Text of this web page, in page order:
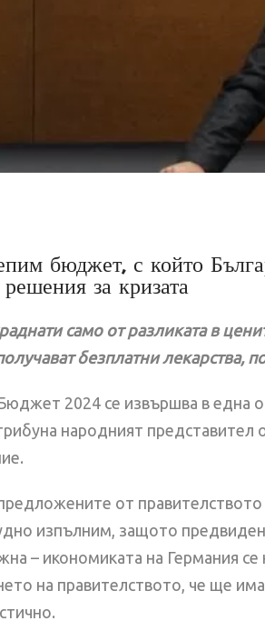
бюджет, с който
за кризата
само от разликата в
безплатни лекарства,
2024 се извършва в една
народният
от
изпълним, защото
– икономиката на Германия
на правителството, че ще